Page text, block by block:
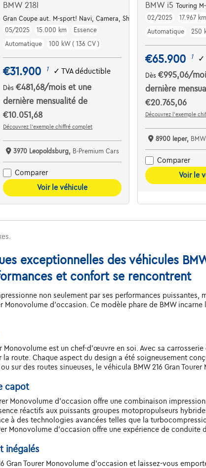
BMW 218I
Gran Coupe aut. M-sport! Navi, Camera, Shadow!
05/2025
15.000 km
Essence
Automatique
100 kW ( 136 CV )
€31.900 1 ✓TVA déductible
Dès€481,68/moiset une
dernière mensualité de
€10.051,68
Découvrez l’exemple chiffré complet
3970 Leopoldsburg, B-Premium Cars
Comparer
Voir le véhicule
BMW i5 Touring
02/2025
17.967 km
Automatique
250
€65.900 1 ✓
Dès €995,06/
dernière
€20.765,06
Découvrez l’exemple
8900 Ieper,
Comparer
Voir le
exceptionnelles des véhicules
et confort se rencontrent
non seulement par ses performances puissantes,
Monovolume d'occasion. Ce modèle phare de BMW
Monovolume est un chef-d'œuvre en soi. Avec sa
route. Chaque aspect du design a été soigneusement
sur des routes sinueuses, le véhicula BMW 216 Gran
capot
Monovolume d'occasion offre une combinaison
réactifs aux puissants groupes motopropulseurs
à des technologies avancées telles que la
Monovolume d'occasion offre une expérience de
inégalés
Gran Tourer Monovolume d'occasion et laissez-vous